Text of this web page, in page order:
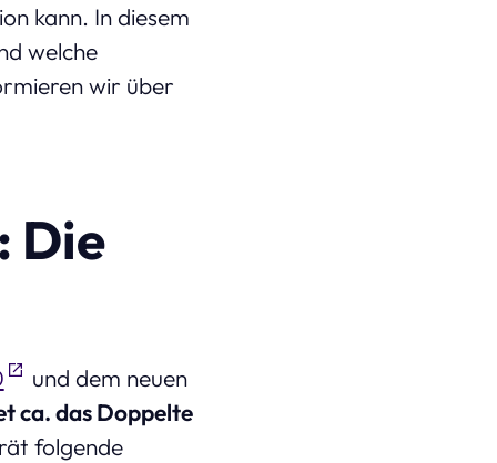
kann. In diesem
welche
wir über
Die
und dem neuen
ca. das Doppelte
folgende